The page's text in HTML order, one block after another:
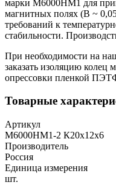
марки М6000НМ1 для
магнитных полях (В ~
требований к
стабильности.
При необходимости на
заказать изоляцию колец
опрессовки пленкой
Товарные
Артикул
М6000НМ1-2 К20х12х6
Производитель
Россия
Единица измерения
шт.